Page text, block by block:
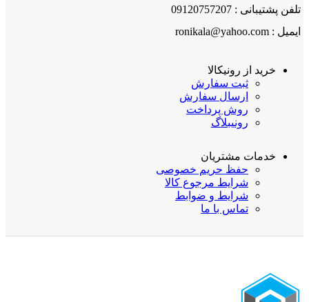
تلفن پشتیبانی : 09120757207
ایمیل : ronikala@yahoo.com
خرید از رونیکالا
ثبت سفارش
ارسال سفارش
روش پرداخت
رونیبلاگ
خدمات مشتریان
حفظ حریم خصوصی
شرایط مرجوع کالا
شرایط و ضوابط
تماس با ما